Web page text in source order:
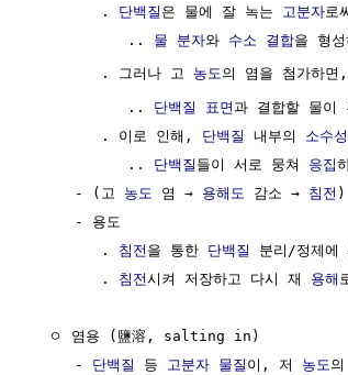
        .
단백질 은 물에 잘 녹는 고분자로
           ..
물 분자와 수소 결합을 형
        . 그러나 고
농도의 염을 첨가하면,
           ..
단백질 표면과 결합할 물이
        . 이로 인해,
단백질 내부의 소수성
           ..
단백질 들이 서로 뭉쳐 응집
     - (고
농도 염 → 용해도 감소 → 침전 )
     - 용도
        .
침전 을 통한 단백질
분리/정제에
        .
침전시켜 저장하고 다시 재 용해
  ㅇ 염용 (鹽溶, salting in)
     -
단백질 등 고분자 물질 이, 저 농도